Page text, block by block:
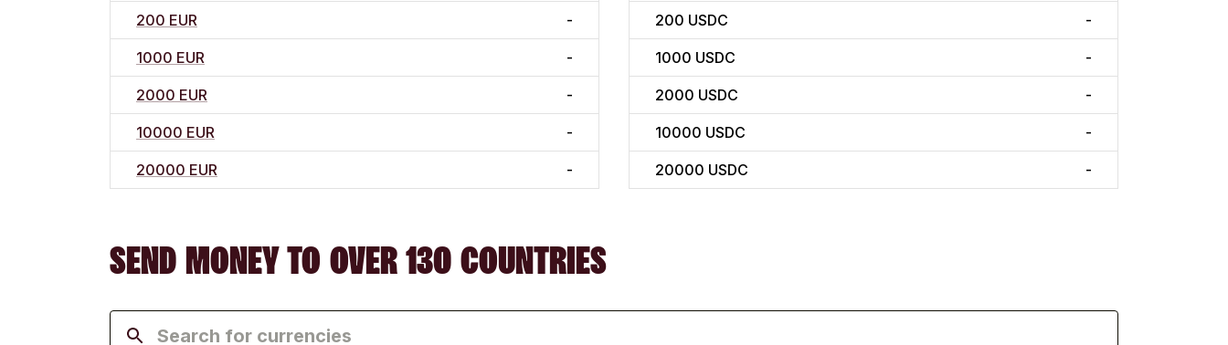
200 EUR -
1000 EUR -
2000 EUR -
10000 EUR -
20000 EUR -
200 USDC -
1000 USDC -
2000 USDC -
10000 USDC -
20000 USDC -
SEND MONEY TO OVER 130 COUNTRIES